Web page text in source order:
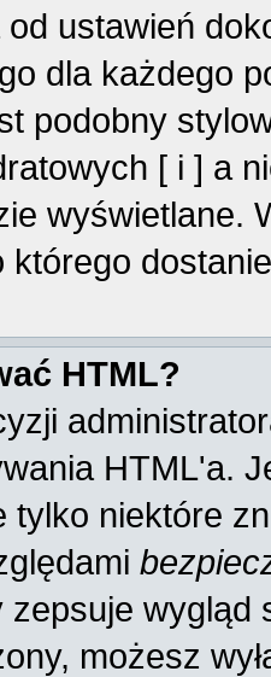
ustawień
dla każdego
podobny
[ i ] a
wyświetlane.
którego
HTML?
HTML'a.
niektóre
wygląd
możesz